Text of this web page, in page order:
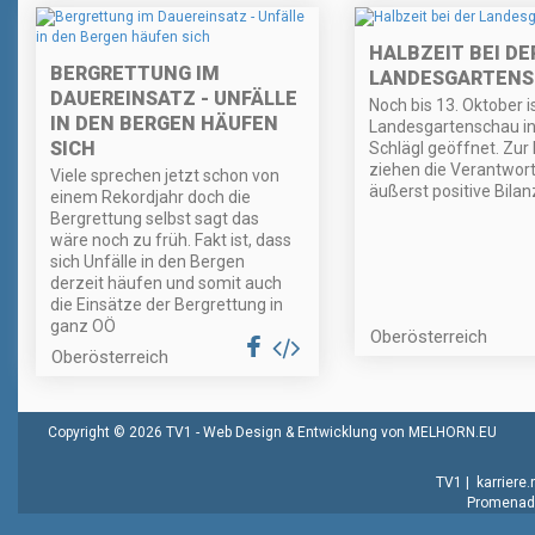
BERGRETTUNG IM
DAUEREINSATZ - UNFÄLLE
IN DEN BERGEN HÄUFEN
SICH
Viele sprechen jetzt schon von
einem Rekordjahr doch die
Bergrettung selbst sagt das
wäre noch zu früh. Fakt ist, dass
sich Unfälle in den Bergen
derzeit häufen und somit auch
die Einsätze der Bergrettung in
ganz OÖ
Oberösterreich
HALBZEIT BEI
Noch bis 13. Oktober
Landesgartenschau
Schlägl geöffnet. Zur
ziehen die
äußerst positive
Oberösterreich
Copyright © 2026 TV1 - Web Design & Entwicklung von MELHORN.EU
TV1 |